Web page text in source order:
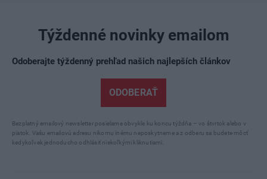
Týždenné novinky emailom
Odoberajte týždenný prehľad našich najlepších článkov
ODOBERAŤ
Bezplatný emailový newsletter posielame obvykle ku koncu týždňa – vo štvrtok alebo v
piatok. Vašu emailovú adresu nikomu inému neposkytneme a z odberu sa budete môcť
kedykoľvek jednoducho odhlásiť niekoľkými kliknutiami.